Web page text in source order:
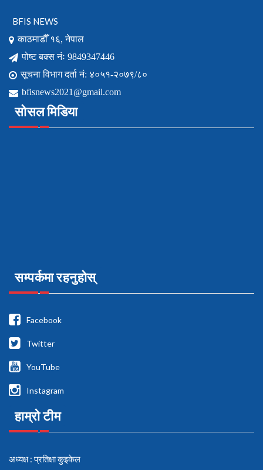
BFIS NEWS
काठमाडौँ १६, नेपाल
पोष्ट बक्स नंः 9849347446
सूचना विभाग दर्ता नं: ४०५१-२०७९/८०
bfisnews2021@gmail.com
सोसल मिडिया
सम्पर्कमा रहनुहोस्
Facebook
Twitter
YouTube
Instagram
हाम्रो टीम
अध्यक्ष : प्रतिक्षा कुइकेल